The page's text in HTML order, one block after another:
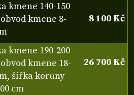
kmene 140-150
kmene 8-
8 100 Kč
kmene 190-200
kmene 18-
šířka koruny
cm
26 700 Kč